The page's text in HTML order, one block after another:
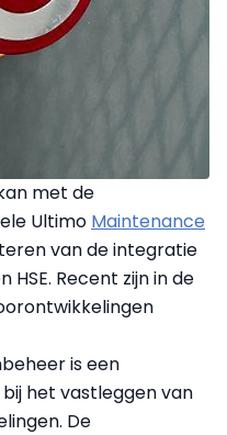
met de
Ultimo Maintenance
van de integratie
Recent zijn in de
is een
het vastleggen van
De